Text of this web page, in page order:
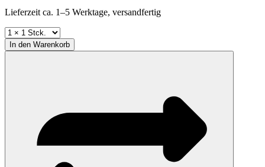
Lieferzeit ca. 1–5 Werktage, versandfertig
In den Warenkorb